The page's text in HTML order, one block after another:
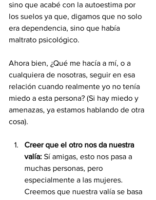
sino que acabé con la autoestima por
los suelos ya que, digamos que no solo
era dependencia, sino que había
maltrato psicológico.
Ahora bien, ¿Qué me hacía a mí, o a
cualquiera de nosotras, seguir en esa
relación cuando realmente yo no tenía
miedo a esta persona? (Si hay miedo y
amenazas, ya estamos hablando de otra
cosa).
Creer que el otro nos da nuestra
valía: Sí amigas, esto nos pasa a
muchas personas, pero
especialmente a las mujeres.
Creemos que nuestra valía se basa